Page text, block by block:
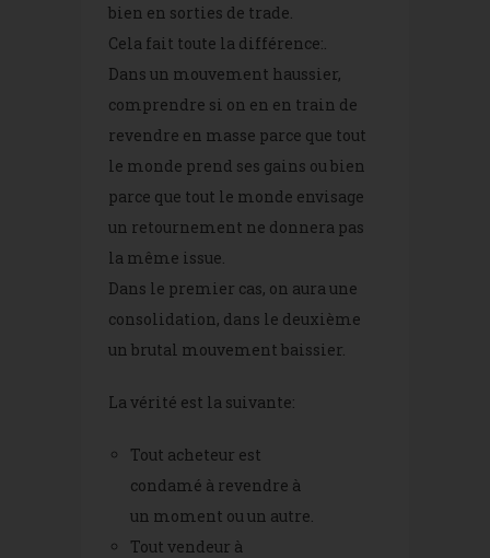
bien en sorties de trade.
Cela fait toute la différence:.
Dans un mouvement haussier,
comprendre si on en en train de
revendre en masse parce que tout
le monde prend ses gains ou bien
parce que tout le monde envisage
un retournement ne donnera pas
la même issue.
Dans le premier cas, on aura une
consolidation, dans le deuxième
un brutal mouvement baissier.
La vérité est la suivante:
Tout acheteur est
condamé à revendre à
un moment ou un autre.
Tout vendeur à